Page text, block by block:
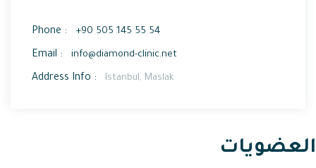
Phone : +90 505 145 55 54
Email : info@diamond-clinic.net
Address Info : Istanbul, Maslak
العضويات